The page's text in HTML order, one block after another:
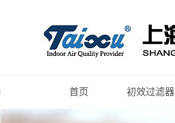
首页 初效过滤器